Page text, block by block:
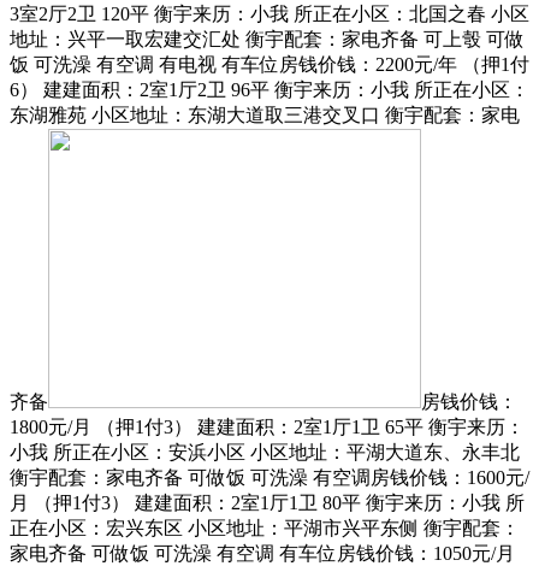
3室2厅2卫 120平 衡宇来历：小我 所正在小区：北国之春 小区
地址：兴平一取宏建交汇处 衡宇配套：家电齐备 可上彀 可做
饭 可洗澡 有空调 有电视 有车位房钱价钱：2200元/年 （押1付
6） 建建面积：2室1厅2卫 96平 衡宇来历：小我 所正在小区：
东湖雅苑 小区地址：东湖大道取三港交叉口 衡宇配套：家电
齐备
房钱价钱：
1800元/月 （押1付3） 建建面积：2室1厅1卫 65平 衡宇来历：
小我 所正在小区：安浜小区 小区地址：平湖大道东、永丰北
衡宇配套：家电齐备 可做饭 可洗澡 有空调房钱价钱：1600元/
月 （押1付3） 建建面积：2室1厅1卫 80平 衡宇来历：小我 所
正在小区：宏兴东区 小区地址：平湖市兴平东侧 衡宇配套：
家电齐备 可做饭 可洗澡 有空调 有车位房钱价钱：1050元/月